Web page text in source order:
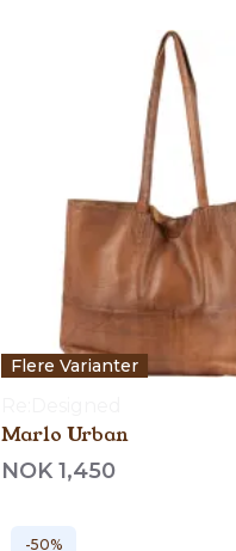
Flere Varianter
Marlo Urban
NOK 1,450
-50%